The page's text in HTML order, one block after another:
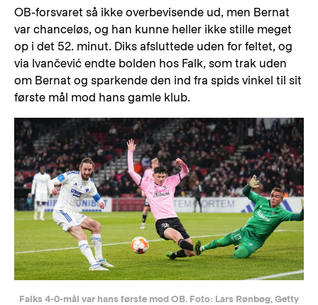
OB-forsvaret så ikke overbevisende ud, men Bernat
var chanceløs, og han kunne heller ikke stille meget
op i det 52. minut. Diks afsluttede uden for feltet, og
via Ivančević endte bolden hos Falk, som trak uden
om Bernat og sparkende den ind fra spids vinkel til sit
første mål mod hans gamle klub.
Falks 4-0-mål var hans første mod OB. Foto: Lars Rønbøg, Getty